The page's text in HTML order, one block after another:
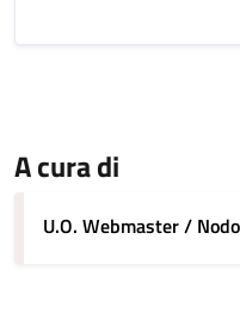
A cura di
U.O. Webmaster /